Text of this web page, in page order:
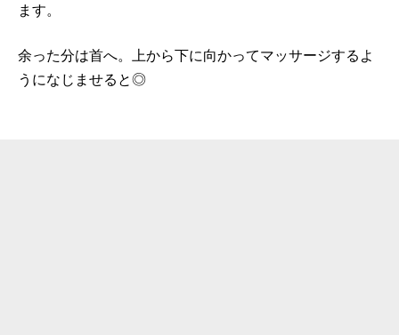
ます。
余った分は首へ。上から下に向かってマッサージするよ
うになじませると◎